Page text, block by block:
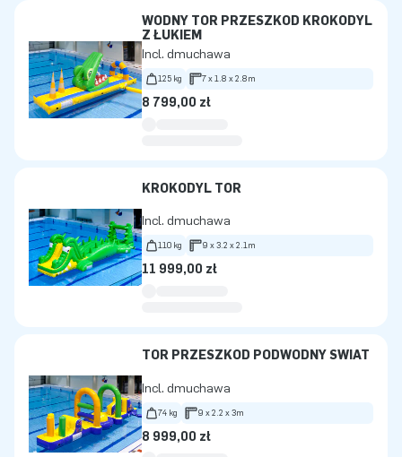
WODNY TOR PRZESZKÓD KROKODYL
Z ŁUKIEM
Incl. dmuchawa
125 kg 7 x 1.8 x 2.8m
8 799,00 zł
KROKODYL TOR
Incl. dmuchawa
110 kg 9 x 3.2 x 2.1m
11 999,00 zł
TOR PRZESZKÓD PODWODNY ŚWIAT
Incl. dmuchawa
74 kg 9 x 2.2 x 3m
8 999,00 zł